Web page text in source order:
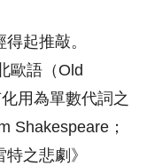
起推敲。
歐語（Old
用為單數代詞之
Shakespeare；
之悲劇》